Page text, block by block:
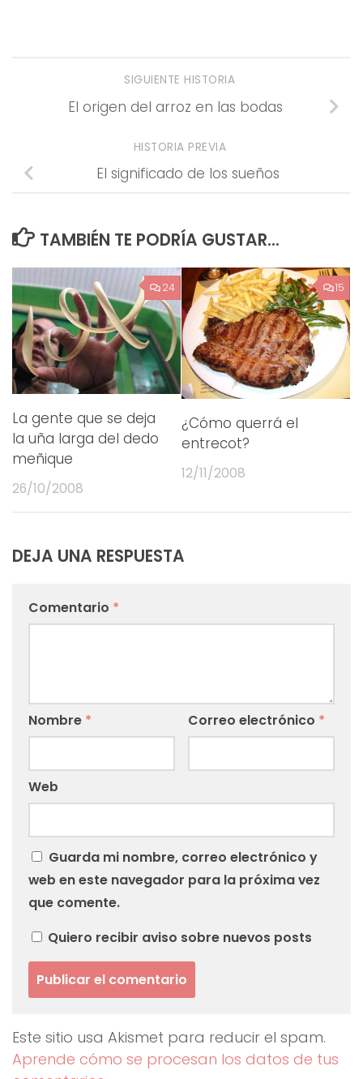
SIGUIENTE HISTORIA
El origen del arroz en las bodas
HISTORIA PREVIA
El significado de los sueños
TAMBIÉN TE PODRÍA GUSTAR...
24
La gente que se deja
la uña larga del dedo
meñique
26/10/2008
15
¿Cómo querrá el
entrecot?
12/11/2008
DEJA UNA RESPUESTA
Comentario *
Nombre * Correo electrónico *
Web
Guarda mi nombre, correo electrónico y
web en este navegador para la próxima vez
que comente.
Quiero recibir aviso sobre nuevos posts
Este sitio usa Akismet para reducir el spam.
Aprende cómo se procesan los datos de tus